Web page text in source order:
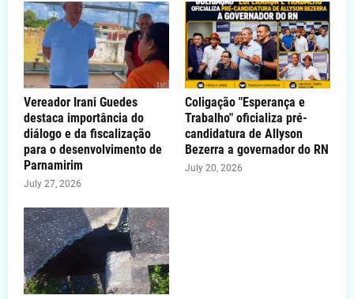
Vereador Irani Guedes
destaca importância do
diálogo e da fiscalização
para o desenvolvimento de
Parnamirim
July 27, 2026
Coligação "Esperança e
Trabalho" oficializa pré-
candidatura de Allyson
Bezerra a governador do RN
July 20, 2026